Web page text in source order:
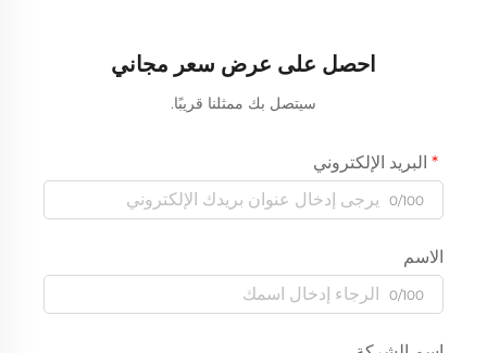
احصل على عرض سعر مجاني
سيتصل بك ممثلنا قريبًا.
البريد الإلكتروني
0/100
الاسم
0/100